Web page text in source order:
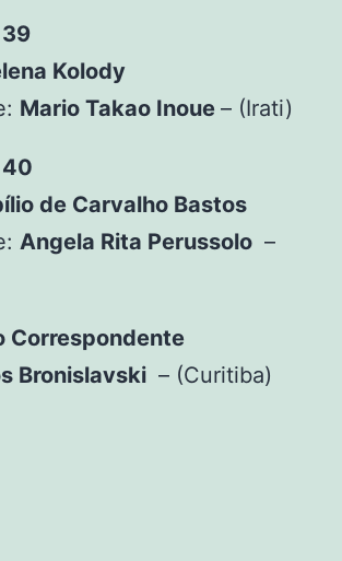
Kolody
Mario Takao Inoue – (Irati)
40
de Carvalho Bastos
Angela Rita Perussolo –
Correspondente
Bronislavski – (Curitiba)